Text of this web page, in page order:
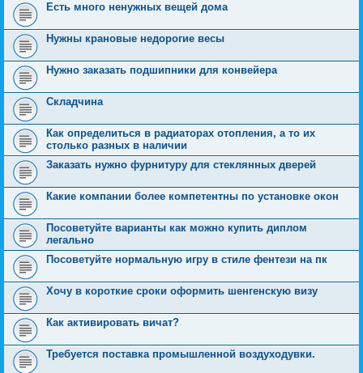
Есть много ненужных вещей дома
Нужны крановые недорогие весы
Нужно заказать подшипники для конвейера
Складчина
Как определиться в радиаторах отопления, а то их
столько разных в наличии
Заказать нужно фурнитуру для стеклянных дверей
Какие компании более компетентны по установке окон
Посоветуйте варианты как можно купить диплом
легально
Посоветуйте нормальную игру в стиле фентези на пк
Хочу в короткие сроки оформить шенгенскую визу
Как активировать вичат?
Требуется поставка промышленной воздуходувки.